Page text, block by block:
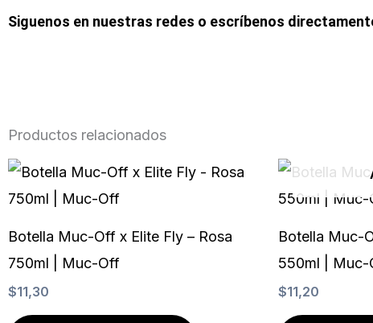
Siguenos en nuestras redes o escríbenos
a
c
e
b
o
n
s
t
a
g
a
t
s
a
Productos relacionados
Botella Muc-Off x Elite Fly – Rosa
750ml | Muc-Off
$11,30
Botella Muc-
550ml | Muc-
$11,20